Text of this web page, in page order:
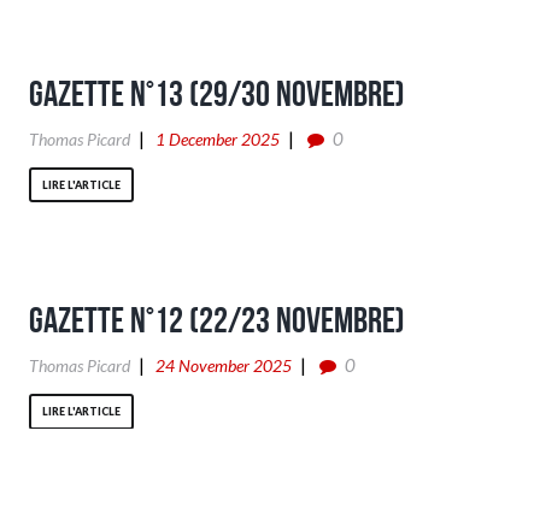
Gazette n°13 (29/30 Novembre)
Thomas Picard 1 December 2025 0
LIRE L'ARTICLE
Gazette n°12 (22/23 Novembre)
Thomas Picard 24 November 2025 0
LIRE L'ARTICLE